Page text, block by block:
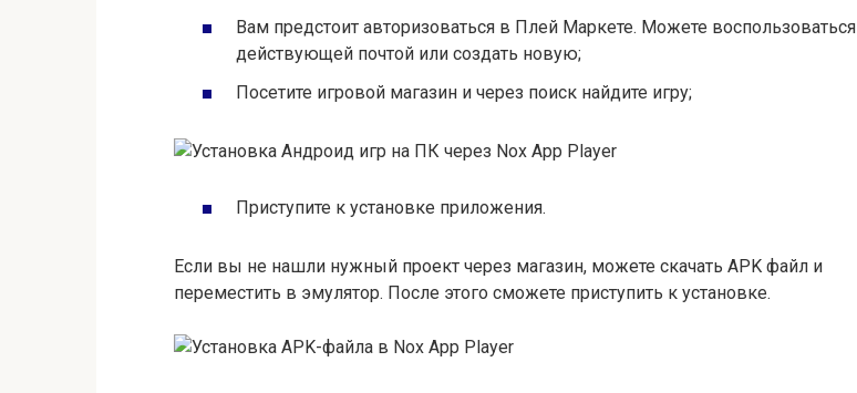
Вам предстоит авторизоваться в Плей Маркете. Можете воспользоваться
действующей почтой или создать новую;
Посетите игровой магазин и через поиск найдите игру;
Приступите к установке приложения.
Если вы не нашли нужный проект через магазин, можете скачать APK файл и
переместить в эмулятор. После этого сможете приступить к установке.